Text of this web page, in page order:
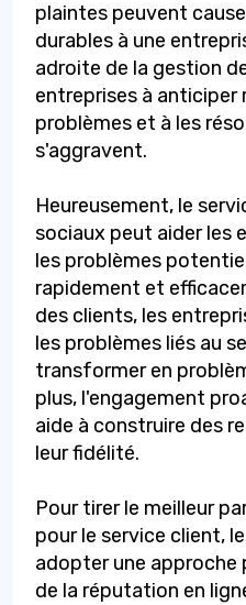
plaintes peuvent
durables à une
adroite de la gestion
entreprises à anticiper
problèmes et à les
s'aggravent.
Heureusement, le
sociaux peut aider les
les problèmes
rapidement et
des clients, les
les problèmes liés au
transformer en
plus, l'engagement
aide à construire des
leur fidélité.
Pour tirer le meilleur
pour le service client,
adopter une
de la réputation en